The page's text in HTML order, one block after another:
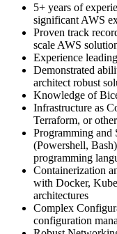
5+ years of
significant AWS
Proven track
scale AWS
Experience
Demonstrated
architect robust
Knowledge of
Infrastructure as
Terraform, or
Programming and
(Powershell,
programming
Containerization
with Docker,
architectures
Complex
configuration